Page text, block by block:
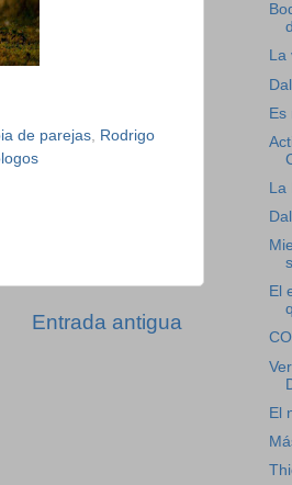
de parejas Rodrigo
Entrada antigua
La
Es
El
El